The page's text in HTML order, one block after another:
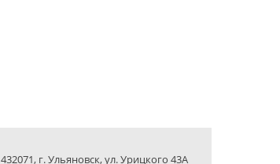
432071, г. Ульяновск, ул. Урицкого 43А